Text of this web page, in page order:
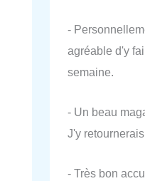
-
agréable d'y
semaine.
- Un beau
J'y
- Très bon